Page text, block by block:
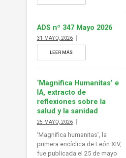
ADS nº 347 Mayo 2026
31 MAYO, 2026
LEER MÁS
‘Magnifica Humanitas’ e
IA, extracto de
reflexiones sobre la
salud y la sanidad
25 MAYO, 2026
‘Magnifica humanitas’, la
primera encíclica de León XIV,
fue publicada el 25 de mayo